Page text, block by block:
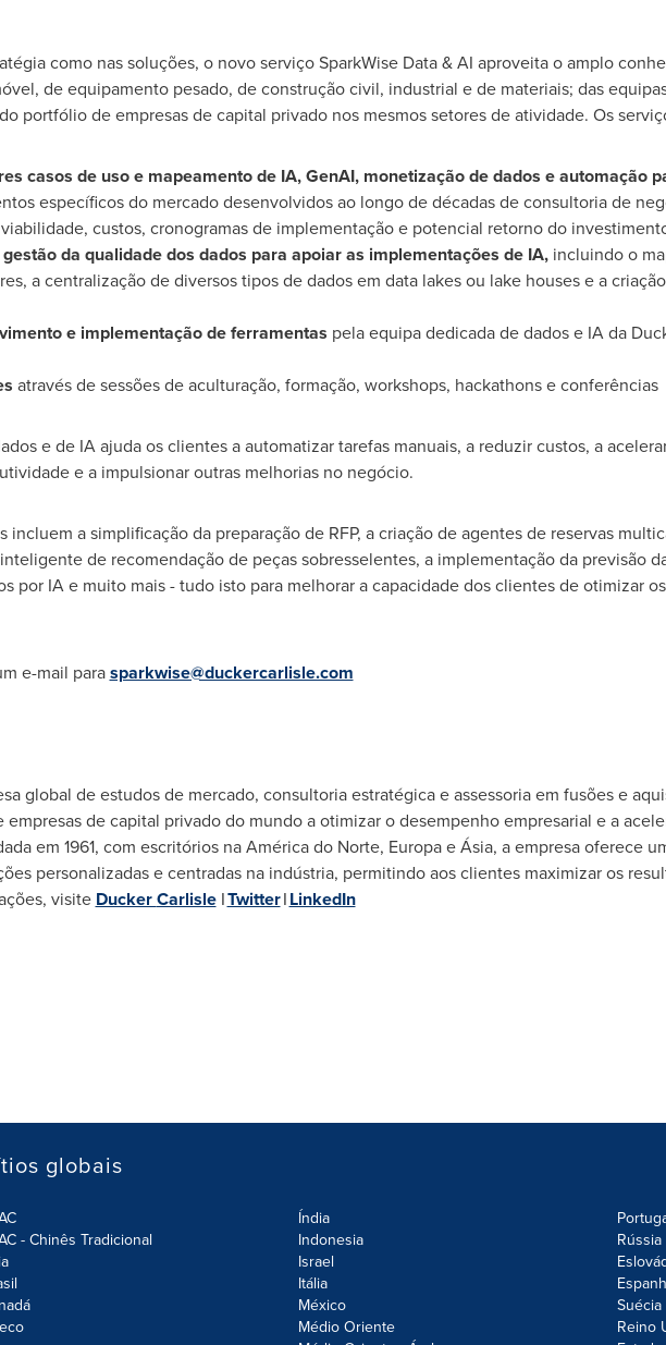
como nas soluções, o novo serviço SparkWise Data & AI aproveita o amplo
de equipamento pesado, de construção civil, industrial e de materiais; das
portfólio de empresas de capital privado nos mesmos setores de atividade. Os
casos de uso e mapeamento de IA, GenAI, monetização de dados e automação
específicos do mercado desenvolvidos ao longo de décadas de consultoria de
custos, cronogramas de implementação e potencial retorno do
da qualidade dos dados para apoiar as implementações de IA,incluindo o
a centralização de diversos tipos de dados em data lakes ou lake houses e a
e implementação de ferramentas pela equipa dedicada de dados e IA da
através de sessões de aculturação, formação, workshops, hackathons e conferências
e de IA ajuda os clientes a automatizar tarefas manuais, a reduzir custos, a
e a impulsionar outras melhorias no negócio.
a simplificação da preparação de RFP, a criação de agentes de reservas
de recomendação de peças sobresselentes, a implementação da previsão
por IA e muito mais - tudo isto para melhorar a capacidade dos clientes de otimizar
e-mail parasparkwise@duckercarlisle.com
global de estudos de mercado, consultoria estratégica e assessoria em fusões e
empresas de capital privado do mundo a otimizar o desempenho empresarial e a
em 1961, com escritórios na América do Norte, Europa e Ásia, a empresa oferece
personalizadas e centradas na indústria, permitindo aos clientes maximizar os
visite DuckerCarlisleITwitterILinkedIn
globais
- Chinês Tradicional
Índia
Indonesia
Israel
Itália
México
Médio Oriente
Rússia
Suécia
Reino